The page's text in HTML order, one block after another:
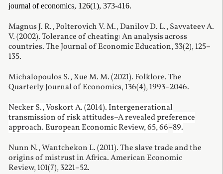
journal of economics, 126(1), 373-416.
Magnus J. R., Polterovich V. M., Danilov D. L., Savvateev A.
V. (2002). Tolerance of cheating: An analysis across
countries. The Journal of Economic Education, 33(2), 125–
135.
Michalopoulos S., Xue M. M. (2021). Folklore. The
Quarterly Journal of Economics, 136(4), 1993–2046.
Necker S., Voskort A. (2014). Intergenerational
transmission of risk attitudes–A revealed preference
approach. European Economic Review, 65, 66–89.
Nunn N., Wantchekon L. (2011). The slave trade and the
origins of mistrust in Africa. American Economic
Review, 101(7), 3221–52.